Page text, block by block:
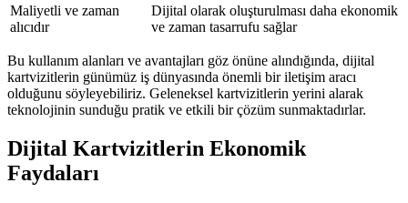
Maliyetli ve zaman
alıcıdır
Dijital olarak oluşturulması daha ekonomik
ve zaman tasarrufu sağlar
Bu kullanım alanları ve avantajları göz önüne alındığında, dijital
kartvizitlerin günümüz iş dünyasında önemli bir iletişim aracı
olduğunu söyleyebiliriz. Geleneksel kartvizitlerin yerini alarak
teknolojinin sunduğu pratik ve etkili bir çözüm sunmaktadırlar.
Dijital Kartvizitlerin Ekonomik
Faydaları